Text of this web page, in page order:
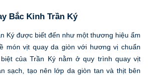
Bắc Kinh Trần Ký
Ký được biết đến như một thương hiệu ẩm
món vịt quay da giòn với hương vị chuẩn
của Trần Ký nằm ở quy trình quay vịt
sạch, tạo nên lớp da giòn tan và thịt bên